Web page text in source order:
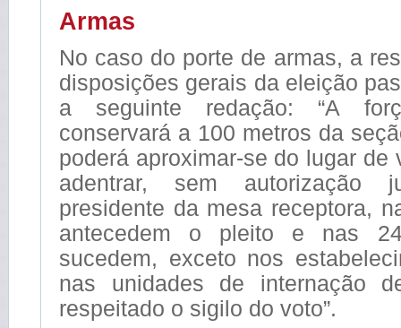
Armas
No caso do porte de armas, a
disposições gerais da eleição
a seguinte redação: “A
conservará a 100 metros da
poderá aproximar-se do lugar de
adentrar, sem autorização
presidente da mesa receptora,
antecedem o pleito e nas
sucedem, exceto nos
nas unidades de internação
respeitado o sigilo do voto”.